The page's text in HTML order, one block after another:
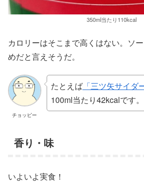
350ml当たり110kcal
カロリーはそこまで高くはない。ソ
めだと言えそうだ。
チョッピー
たとえば「三ツ矢サイダ
100ml当たり42kcalです。
香り・味
いよいよ実食！